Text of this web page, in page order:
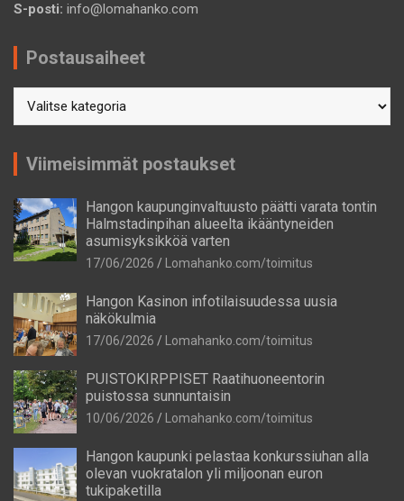
S-posti: info@lomahanko.com
Postausaiheet
Viimeisimmät postaukset
Hangon kaupunginvaltuusto päätti varata tontin
Halmstadinpihan alueelta ikääntyneiden
asumisyksikköä varten
17/06/2026 Lomahanko.com/toimitus
Hangon Kasinon infotilaisuudessa uusia
näkökulmia
17/06/2026 Lomahanko.com/toimitus
PUISTOKIRPPISET Raatihuoneentorin
puistossa sunnuntaisin
10/06/2026 Lomahanko.com/toimitus
Hangon kaupunki pelastaa konkurssiuhan alla
olevan vuokratalon yli miljoonan euron
tukipaketilla